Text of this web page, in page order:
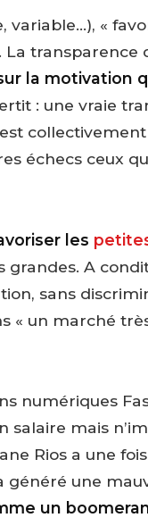
«
transparence
la motivation
: une vraie
collectivement
échecs ceux
les
grandes. A
sans
« un marché
numériques
salaire mais
Rios a une
généré une
un